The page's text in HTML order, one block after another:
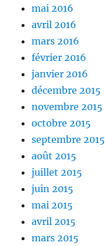
mai 2016
avril 2016
mars 2016
février 2016
janvier 2016
décembre 2015
novembre 2015
octobre 2015
septembre 2015
août 2015
juillet 2015
juin 2015
mai 2015
avril 2015
mars 2015